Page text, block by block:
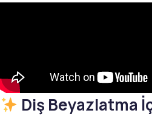
Diş Beyazlatma